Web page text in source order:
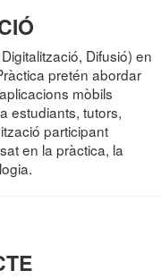
Difusió) en
pretén abordar
mòbils
estudiants, tutors,
participant
en la pràctica, la